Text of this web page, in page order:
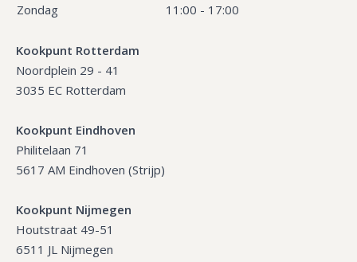
Zondag
11:00 - 17:00
Kookpunt Rotterdam
Noordplein 29 - 41
3035 EC Rotterdam
Kookpunt Eindhoven
Philitelaan 71
5617 AM Eindhoven (Strijp)
Kookpunt Nijmegen
Houtstraat 49-51
6511 JL Nijmegen